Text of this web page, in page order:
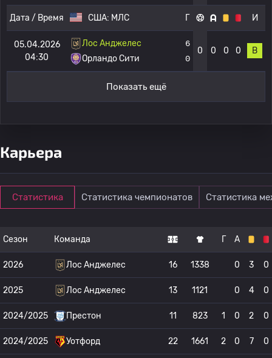
Дата / Время США: МЛС Г И
05.04.2026
04:30
Лос Анджелес
Орландо Сити
6
0
0 0 0 0 В
Показать ещё
Карьера
Статистика Статистика чемпионатов Статистика
Сезон Команда Г А
2026 Лос Анджелес 16 1338 0 3 0
2025 Лос Анджелес 13 1121 0 4 0
2024/2025 Престон 11 823 1 0 2 0
2024/2025 Уотфорд 22 1661 2 0 7 0